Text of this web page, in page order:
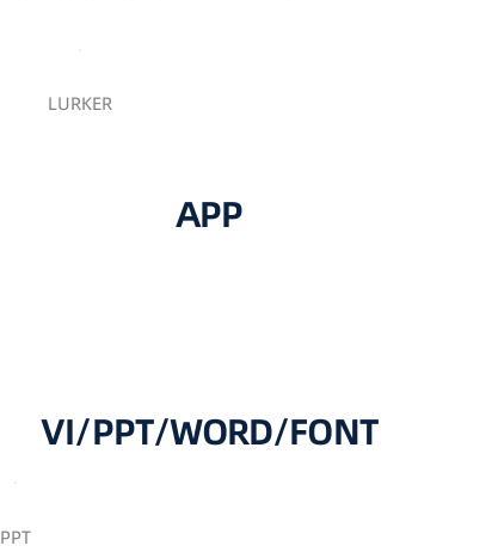
LURKER
APP
VI/PPT/WORD/FONT
PPT